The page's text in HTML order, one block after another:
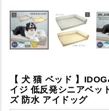
【 犬 猫 ベッド 】
イジ 低反発シニアベッ
ズ 防水 アイドッグ